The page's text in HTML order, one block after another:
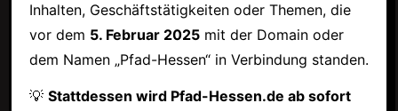
Inhalten, Geschäftstätigkeiten oder Themen, die
vor dem 5. Februar 2025mit der Domain oder
dem Namen „Pfad-Hessen“ in Verbindung standen.
💡 Stattdessen wird Pfad-Hessen.de ab sofort